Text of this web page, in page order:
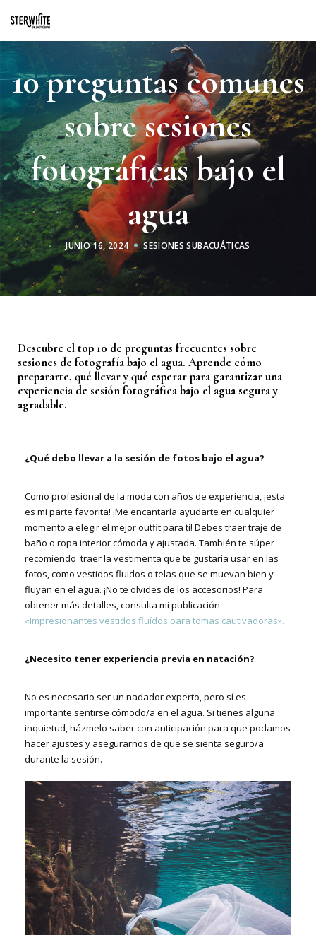
10 preguntas comunes
sobre sesiones
fotográficas bajo el
agua
JUNIO 16, 2024 SESIONES SUBACUÁTICAS
Descubre el top 10 de preguntas frecuentes sobre
sesiones de fotografía bajo el agua. Aprende cómo
prepararte, qué llevar y qué esperar para garantizar una
experiencia de sesión fotográfica bajo el agua segura y
agradable.
¿Qué debo llevar a la sesión de fotos bajo el agua?
Como profesional de la moda con años de experiencia, ¡esta
es mi parte favorita! ¡Me encantaría ayudarte en cualquier
momento a elegir el mejor outfit para ti! Debes traer traje de
baño o ropa interior cómoda y ajustada. También te súper
recomiendo traer la vestimenta que te gustaría usar en las
fotos, como vestidos fluidos o telas que se muevan bien y
fluyan en el agua. ¡No te olvides de los accesorios! Para
obtener más detalles, consulta mi publicación
«Impresionantes vestidos fluídos para tomas cautivadoras».
¿Necesito tener experiencia previa en natación?
No es necesario ser un nadador experto, pero sí es
importante sentirse cómodo/a en el agua. Si tienes alguna
inquietud, házmelo saber con anticipación para que podamos
hacer ajustes y asegurarnos de que se sienta seguro/a
durante la sesión.